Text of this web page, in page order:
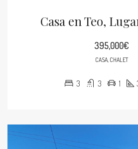
Casa en Teo,
395,000€
CASA, CHALET
3 3 1